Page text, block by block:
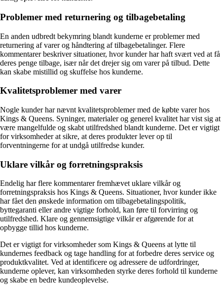
Problemer med returnering og tilbagebetaling
En anden udbredt bekymring blandt kunderne er problemer med
returnering af varer og håndtering af tilbagebetalinger. Flere
kommentarer beskriver situationer, hvor kunder har haft svært ved at få
deres penge tilbage, især når det drejer sig om varer på tilbud. Dette
kan skabe mistillid og skuffelse hos kunderne.
Kvalitetsproblemer med varer
Nogle kunder har nævnt kvalitetsproblemer med de købte varer hos
Kings & Queens. Syninger, materialer og generel kvalitet har vist sig at
være mangelfulde og skabt utilfredshed blandt kunderne. Det er vigtigt
for virksomheder at sikre, at deres produkter lever op til
forventningerne for at undgå utilfredse kunder.
Uklare vilkår og forretningspraksis
Endelig har flere kommentarer fremhævet uklare vilkår og
forretningspraksis hos Kings & Queens. Situationer, hvor kunder ikke
har fået den ønskede information om tilbagebetalingspolitik,
byttegaranti eller andre vigtige forhold, kan føre til forvirring og
utilfredshed. Klare og gennemsigtige vilkår er afgørende for at
opbygge tillid hos kunderne.
Det er vigtigt for virksomheder som Kings & Queens at lytte til
kundernes feedback og tage handling for at forbedre deres service og
produktkvalitet. Ved at identificere og adressere de udfordringer,
kunderne oplever, kan virksomheden styrke deres forhold til kunderne
og skabe en bedre kundeoplevelse.